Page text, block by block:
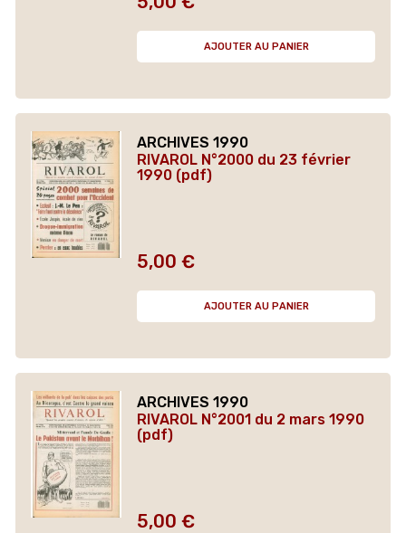
AJOUTER AU PANIER
ARCHIVES 1990
RIVAROL N°2000 du 23 février
1990 (pdf)
Prix
5,00 €
AJOUTER AU PANIER
ARCHIVES 1990
RIVAROL N°2001 du 2 mars 1990
(pdf)
Prix
5,00 €